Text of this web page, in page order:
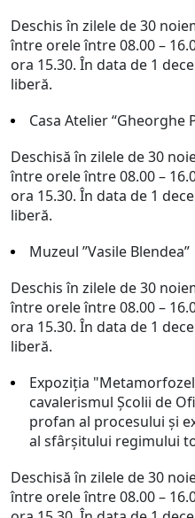
Deschis în zilele de 30
între orele între 08.00 –
ora 15.30. În data de 1
liberă.
Casa Atelier “Gheorghe
Deschisă în zilele de 30
între orele între 08.00 –
ora 15.30. În data de 1
liberă.
Muzeul ”Vasile Blendea”
Deschis în zilele de 30
între orele între 08.00 –
ora 15.30. În data de 1
liberă.
Expoziţia
cavalerismul Şcolii de
profan al procesului şi
al sfârşitului regimului
Deschisă în zilele de 30
între orele între 08.00 –